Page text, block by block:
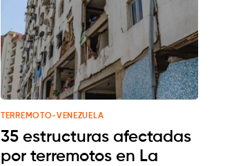
TERREMOTO-VENEZUELA
35 estructuras afectadas
por terremotos en La